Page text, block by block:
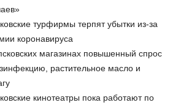
турфирмы терпят убытки из-за
коронавируса
магазинах повышенный спрос
растительное масло и
кинотеатры пока работают по